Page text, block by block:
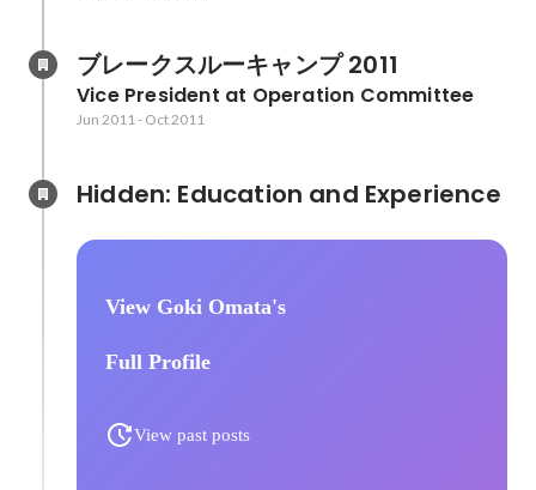
ブレークスルーキャンプ 2011
Vice President at Operation Committee
Jun 2011- Oct 2011
View Goki Omata's
Full Profile
View past posts